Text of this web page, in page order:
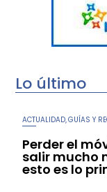
Lo último
ACTUALIDAD,GUÍAS Y
Perder el
salir mucho
esto es lo